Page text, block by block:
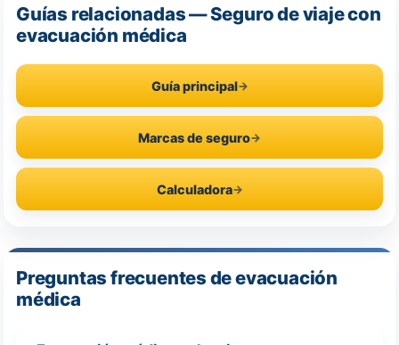
Guías relacionadas — Seguro de viaje con
evacuación médica
Guía principal
Marcas de seguro
Calculadora
Preguntas frecuentes de evacuación
médica